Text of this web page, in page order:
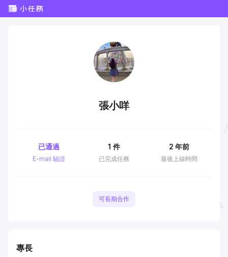
張小咩
E-mail 驗證
已通過
已完成任務
1 件
最後上線時間
2 年前
可長期合作
專長